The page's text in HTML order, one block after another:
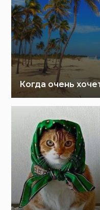
Когда очень